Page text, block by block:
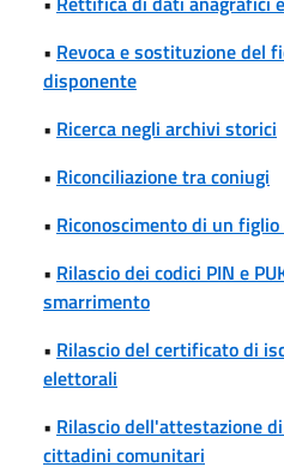
• Revoca e sostituzione del
disponente
• Ricerca negli archivi storici
• Riconciliazione tra coniugi
• Riconoscimento di un
• Rilascio dei codici PIN e
smarrimento
• Rilascio del certificato di
elettorali
• Rilascio dell'attestazione
cittadini comunitari